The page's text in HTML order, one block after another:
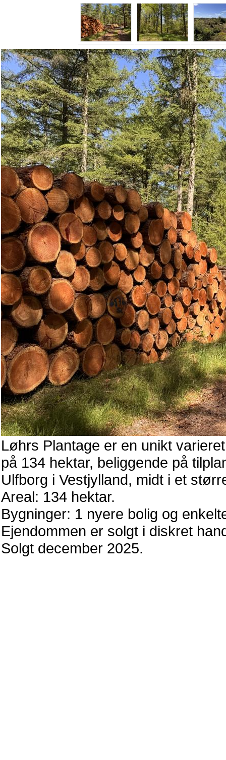
Løhrs Plantage er en unikt
på 134 hektar, beliggende på
Ulfborg i Vestjylland, midt i et
Areal: 134 hektar.
Bygninger: 1 nyere bolig og
Ejendommen er solgt i diskret
Solgt december 2025.